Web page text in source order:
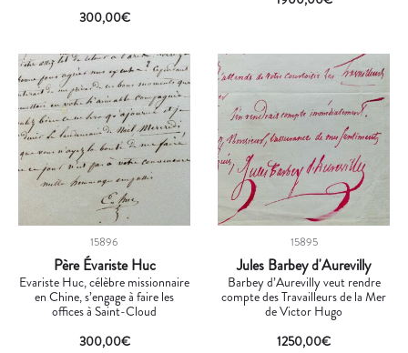
300,00€
15896
Père Évariste Huc
Evariste Huc, célèbre missionnaire
en Chine, s’engage à faire les
offices à Saint-Cloud
300,00€
15895
Jules Barbey d'Aurevilly
Barbey d’Aurevilly veut rendre
compte des Travailleurs de la Mer
de Victor Hugo
1250,00€